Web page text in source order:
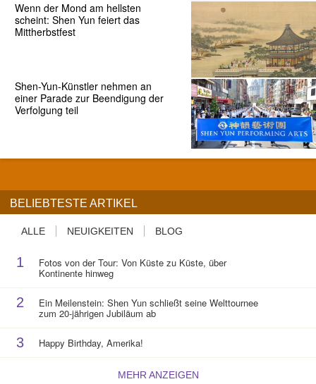
Wenn der Mond am hellsten
scheint: Shen Yun feiert das
Mittherbstfest
Shen-Yun-Künstler nehmen an
einer Parade zur Beendigung der
Verfolgung teil
BELIEBTESTE ARTIKEL
ALLE NEUIGKEITEN BLOG
1 Fotos von der Tour: Von Küste zu Küste, über
Kontinente hinweg
2 Ein Meilenstein: Shen Yun schließt seine Welttournee
zum 20-jährigen Jubiläum ab
3 Happy Birthday, Amerika!
MEHR ANZEIGEN